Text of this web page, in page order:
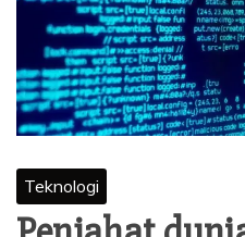
Teknologi